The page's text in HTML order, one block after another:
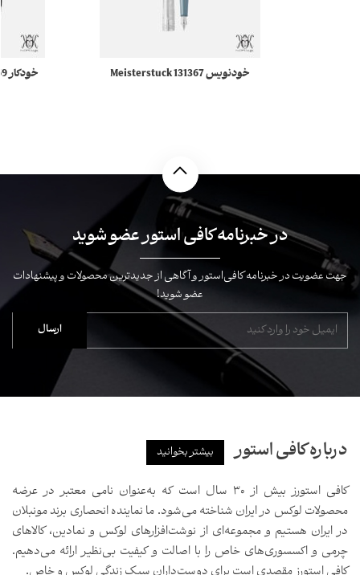
خودنویس 131367 Meisterstuck
در خبرنامه کافی استور عضو شوید
جهت عضویت در خبرنامه کافی‌استور و آگاهی از جدیدترین محصولات و پیشنهادات
عضو شوید!
درباره کافی استور بیشتر بخوانید
کافی استورز بیش از ۳۰ سال است که به‌عنوان نامی معتبر در عرضه
محصولات لوکس در ایران شناخته می‌شود. ما نماینده انحصاری برند مونبلان
در ایران هستیم و مجموعه‌ای از نوشت‌افزارهای لوکس و نمادین، کالاهای
چرمی و اکسسوری‌های خاص را با اصالت و کیفیت بی‌نظیر ارائه می‌دهیم.